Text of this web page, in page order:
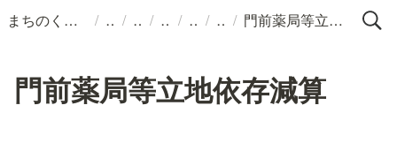
まちのくすりばこ / / / / / / 門前薬局等立地依存減算
門前薬局等立地依存減算